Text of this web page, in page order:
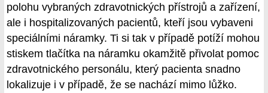
polohu vybraných zdravotnických přístrojů a zařízení,
ale i hospitalizovaných pacientů, kteří jsou vybaveni
speciálními náramky. Ti si tak v případě potíží mohou
stiskem tlačítka na náramku okamžitě přivolat pomoc
zdravotnického personálu, který pacienta snadno
lokalizuje i v případě, že se nachází mimo lůžko.